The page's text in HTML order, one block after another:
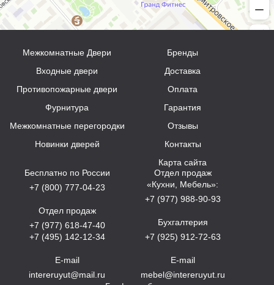
Межкомнатные Двери
Входные двери
Противопожарные двери
Фурнитура
Межкомнатные перегородки
Новинки дверей
Бренды
Доставка
Оплата
Гарантия
Отзывы
Контакты
Карта сайта
Бесплатно по России
+7 (800) 777-04-23
Отдел продаж
+7 (977) 618-47-40
+7 (495) 142-12-34
E-mail
intereruyut@mail.ru
Отдел продаж
«Кухни, Мебель»:
+7 (977) 988-90-93
Бухгалтерия
+7 (925) 912-72-63
E-mail
mebel@intereruyut.ru